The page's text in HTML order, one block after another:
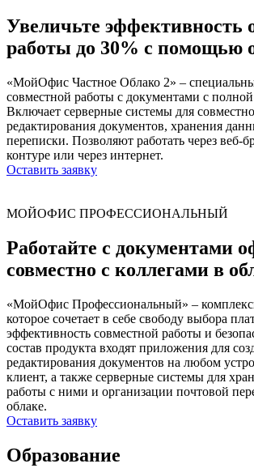
Увеличьте эффективность
работы до 30% с помощью
«МойОфис Частное Облако 2» –
совместной работы с документами с
Включает серверные системы для
редактирования документов, хранения
переписки. Позволяют работать через веб-
контуре или через интернет.
Оставить заявку
МОЙОФИС ПРОФЕССИОНАЛЬНЫЙ
Работайте с документами
совместно с коллегами в
«МойОфис Профессиональный» –
которое сочетает в себе свободу выбора
эффективность совместной работы и
состав продукта входят приложения для
редактирования документов на любом
клиент, а также серверные системы для
работы с ними и организации почтовой
облаке.
Оставить заявку
Образование